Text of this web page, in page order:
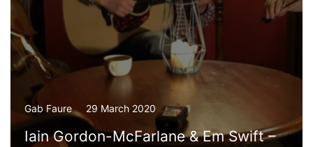
Gab Faure 29 March 2020
Iain Gordon-McFarlane & Em Swift –